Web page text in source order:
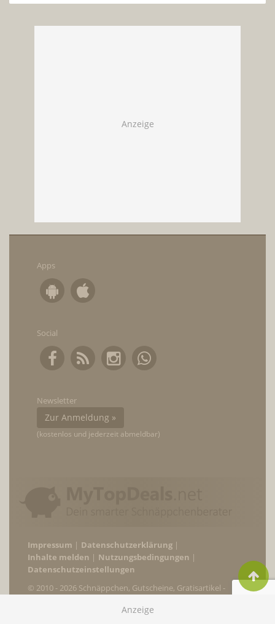
Apps
Social
Newsletter
Zur Anmeldung »
(kostenlos und jederzeit abmeldbar)
Impressum
Datenschutzerklärung
Inhalte melden
Nutzungsbedingungen
Datenschutzeinstellungen
© 2010 - 2026 Schnäppchen, Gutscheine, Gratisartikel -